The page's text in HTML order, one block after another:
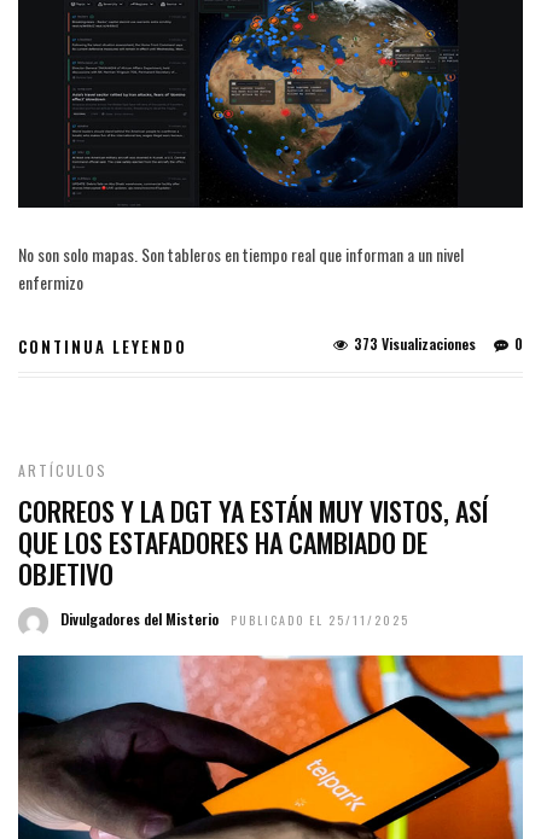
No son solo mapas. Son tableros en tiempo real que informan a un nivel
enfermizo
CONTINUA LEYENDO 0
373 Visualizaciones
ARTÍCULOS
CORREOS Y LA DGT YA ESTÁN MUY VISTOS, ASÍ
QUE LOS ESTAFADORES HA CAMBIADO DE
OBJETIVO
Divulgadores del Misterio PUBLICADO EL 25/11/2025